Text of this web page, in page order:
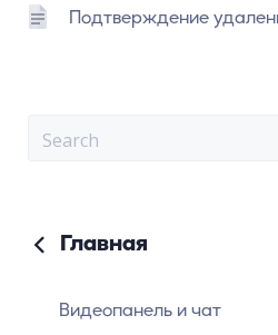
Подтверждение
Главная
Видеопанель и чат